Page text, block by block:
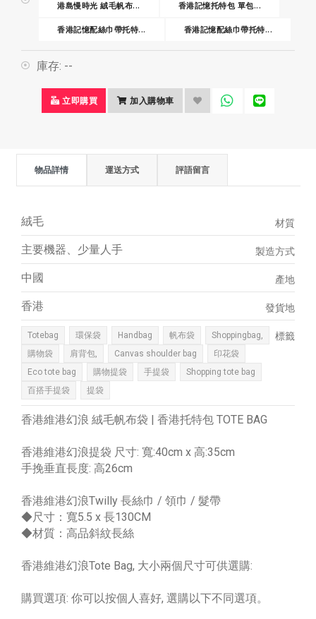
港島慢時光 絨毛帆布... 香港記憶托特包 單包...
香港記憶配絲巾帶托特... 香港記憶配絲巾帶托特...
庫存: --
立即購買 加入購物車
物品詳情 運送方式 評語留言
材質
絨毛
製造方式
主要機器、少量人手
產地
中國
發貨地
香港
標籤
Totebag 環保袋 Handbag 帆布袋
Shoppingbag,
購物袋
肩背包, Canvas shoulder bag
印花袋
Eco tote bag
購物提袋 手提袋
Shopping tote bag
百搭手提袋
提袋
香港維港幻浪 絨毛帆布袋 | 香港托特包 TOTE BAG
香港維港幻浪提袋 尺寸: 寬:40cm x 高:35cm
手挽垂直長度: 高26cm
香港維港幻浪Twilly 長絲巾 / 領巾 / 髮帶
◆尺寸：寬5.5 x 長130CM
◆材質：高品斜紋長絲
香港維港幻浪Tote Bag, 大小兩個尺寸可供選購:
購買選項: 你可以按個人喜好, 選購以下不同選項。